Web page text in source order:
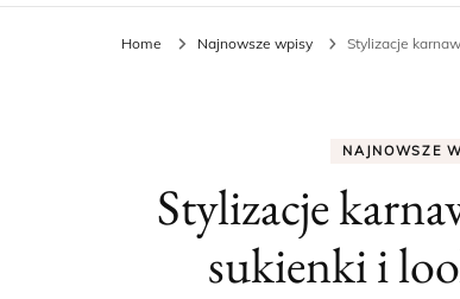
Home Najnowsze wpisy Stylizacje
NAJNOWSZE
Stylizacje
sukienki i